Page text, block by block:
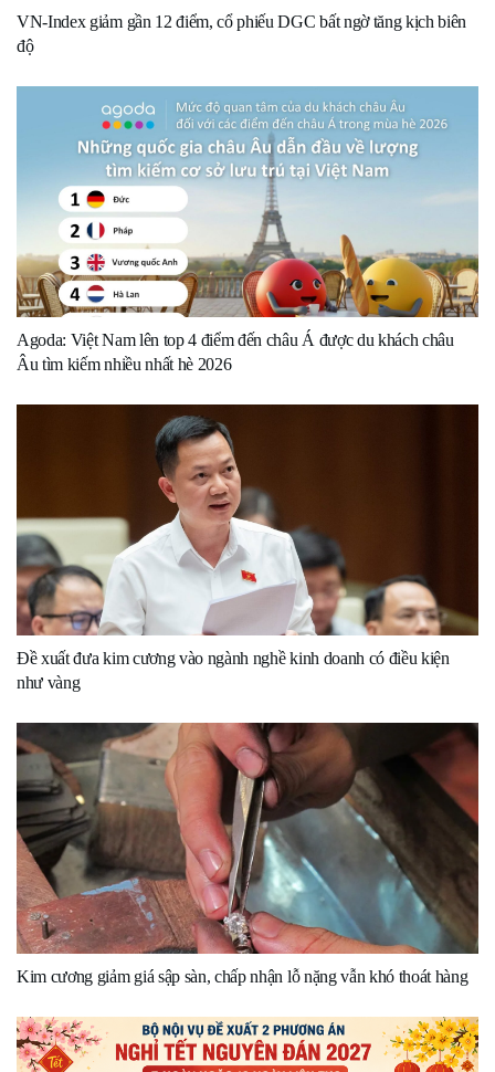
VN-Index giảm gần 12 điểm, cổ phiếu DGC bất ngờ tăng kịch biên
độ
Agoda: Việt Nam lên top 4 điểm đến châu Á được du khách châu
Âu tìm kiếm nhiều nhất hè 2026
Đề xuất đưa kim cương vào ngành nghề kinh doanh có điều kiện
như vàng
Kim cương giảm giá sập sàn, chấp nhận lỗ nặng vẫn khó thoát hàng